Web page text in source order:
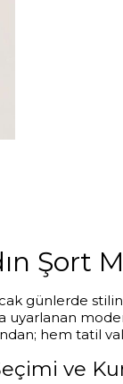
Şort
günlerde
uyarlanan
hem tatil
ve